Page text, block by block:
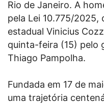
Rio de Janeiro. A
pela Lei 10.775/
estadual Vinicius
quinta-feira (15) pelo
Thiago Pampolha.
Fundada em 17 de
uma trajetória